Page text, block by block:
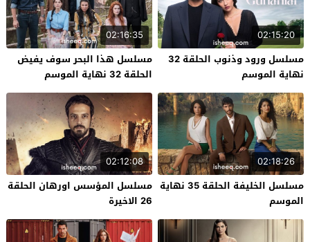
02:15:20
مسلسل ورود وذنوب الحلقة 32
نهاية الموسم
02:16:35
مسلسل هذا البحر سوف يفيض
الحلقة 32 نهاية الموسم
02:18:26
مسلسل الخليفة الحلقة 35 نهاية
الموسم
02:12:08
مسلسل المؤسس اورهان الحلقة
26 الاخيرة